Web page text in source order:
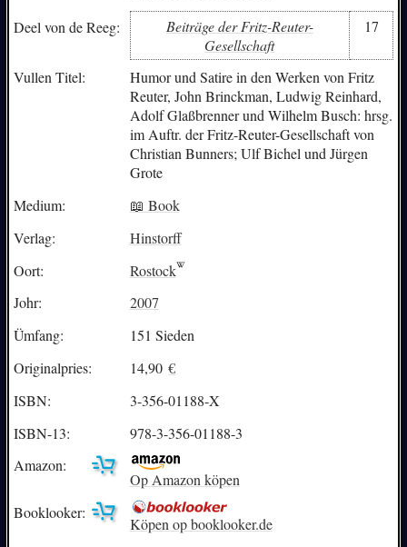
Deel von de Reeg:
Beiträge der Fritz-Reuter-
Gesellschaft
17
Vullen Titel:
Humor und Satire in den Werken von Fritz
Reuter, John Brinckman, Ludwig Reinhard,
Adolf Glaßbrenner und Wilhelm Busch: hrsg.
im Auftr. der Fritz-Reuter-Gesellschaft von
Christian Bunners; Ulf Bichel und Jürgen
Grote
Medium:
📖 Book
Verlag:
Hinstorff
Oort:
Rostock
Johr:
2007
Ümfang:
151 Sieden
Originalpries:
14,90 €
ISBN:
3-356-01188-X
ISBN-13:
978-3-356-01188-3
Amazon:
Op Amazon köpen
Booklooker:
Köpen op booklooker.de